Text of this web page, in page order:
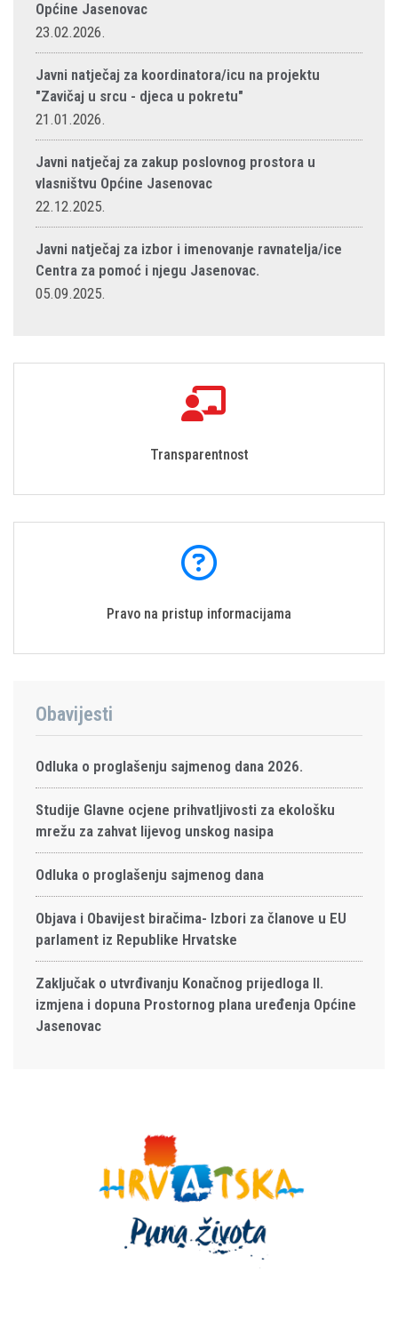
Općine Jasenovac
23.02.2026.
Javni natječaj za koordinatora/icu na projektu
"Zavičaj u srcu - djeca u pokretu"
21.01.2026.
Javni natječaj za zakup poslovnog prostora u
vlasništvu Općine Jasenovac
22.12.2025.
Javni natječaj za izbor i imenovanje ravnatelja/ice
Centra za pomoć i njegu Jasenovac.
05.09.2025.
Transparentnost
Pravo na pristup informacijama
Obavijesti
Odluka o proglašenju sajmenog dana 2026.
Studije Glavne ocjene prihvatljivosti za ekološku
mrežu za zahvat lijevog unskog nasipa
Odluka o proglašenju sajmenog dana
Objava i Obavijest biračima- Izbori za članove u EU
parlament iz Republike Hrvatske
Zaključak o utvrđivanju Konačnog prijedloga II.
izmjena i dopuna Prostornog plana uređenja Općine
Jasenovac